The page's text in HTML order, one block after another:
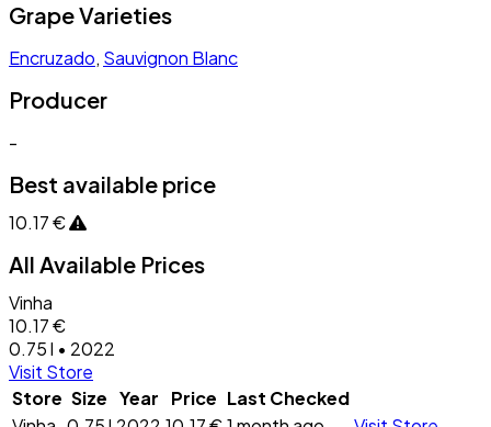
Grape Varieties
Encruzado, Sauvignon Blanc
Producer
-
Best available price
10.17 €
All Available Prices
Vinha
10.17 €
0.75 l • 2022
Visit Store
Store Size Year Price Last Checked